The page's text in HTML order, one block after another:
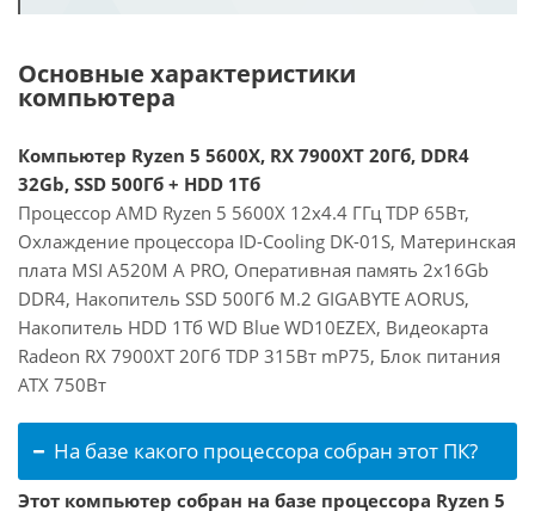
Основные характеристики
компьютера
Компьютер Ryzen 5 5600X, RX 7900XT 20Гб, DDR4
32Gb, SSD 500Гб + HDD 1Тб
Процессор AMD Ryzen 5 5600X 12x4.4 ГГц TDP 65Вт,
Охлаждение процессора ID-Cooling DK-01S, Материнская
плата MSI A520M A PRO, Оперативная память 2x16Gb
DDR4, Накопитель SSD 500Гб M.2 GIGABYTE AORUS,
Накопитель HDD 1Тб WD Blue WD10EZEX, Видеокарта
Radeon RX 7900XT 20Гб TDP 315Вт mP75, Блок питания
ATX 750Вт
На базе какого процессора собран этот ПК?
Этот компьютер собран на базе процессора Ryzen 5